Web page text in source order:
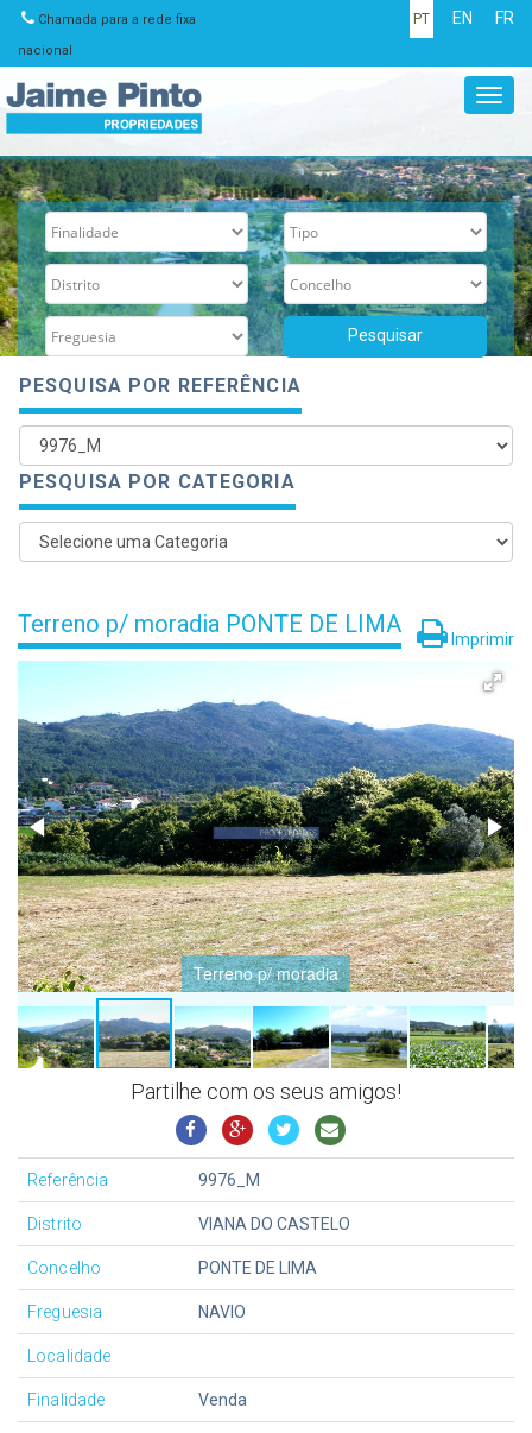
Chamada para a rede fixa
nacional
PT EN FR
PESQUISA POR REFERÊNCIA
PESQUISA POR CATEGORIA
Imprimir
Terreno p/ moradia PONTE DE LIMA
Terreno p/ moradia
Partilhe com os seus amigos!
Referência 9976_M
Distrito VIANA DO CASTELO
Concelho PONTE DE LIMA
Freguesia NAVIO
Localidade
Finalidade Venda